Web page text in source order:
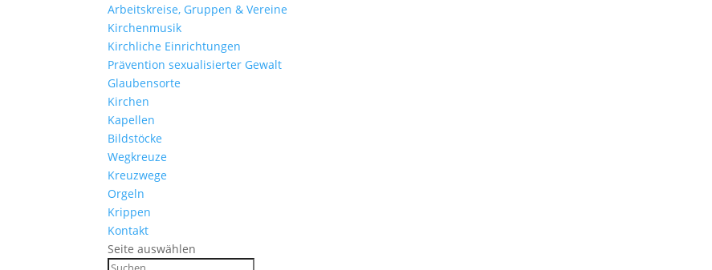
Arbeits­kreise, Gruppen & Vereine
Kirchen­musik
Kirch­liche Einrichtungen
Präven­tion sexua­li­sierter Gewalt
Glau­ben­s­orte
Kirchen
Kapellen
Bild­stöcke
Wegkreuze
Kreuz­wege
Orgeln
Krippen
Kontakt
Seite auswählen